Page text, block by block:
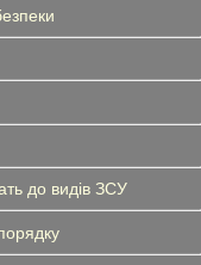
до видів ЗСУ